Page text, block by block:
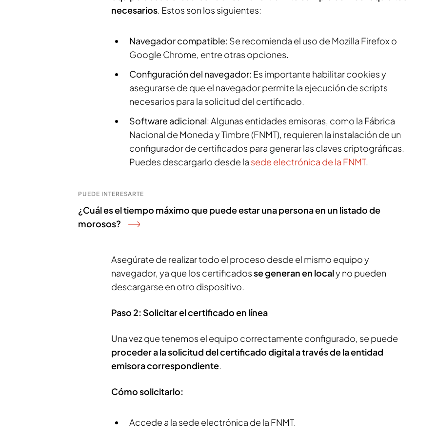
necesarios. Estos son los siguientes:
Navegador compatible: Se recomienda el uso de Mozilla Firefox o
Google Chrome, entre otras opciones.
Configuración del navegador: Es importante habilitar cookies y
asegurarse de que el navegador permite la ejecución de scripts
necesarios para la solicitud del certificado.
Software adicional: Algunas entidades emisoras, como la Fábrica
Nacional de Moneda y Timbre (FNMT), requieren la instalación de un
configurador de certificados para generar las claves criptográficas.
Puedes descargarlo desde la sede electrónica de la FNMT.
PUEDE INTERESARTE
¿Cuál es el tiempo máximo que puede estar una persona en un listado de
morosos?
Asegúrate de realizar todo el proceso desde el mismo equipo y
navegador, ya que los certificadosse generan en localy no pueden
descargarse en otro dispositivo.
Paso 2: Solicitar el certificado en línea
Una vez que tenemos el equipo correctamente configurado, se puede
proceder a la solicitud del certificado digital a través de la entidad
emisora correspondiente.
Cómo solicitarlo:
Accede a la sede electrónica de la FNMT.